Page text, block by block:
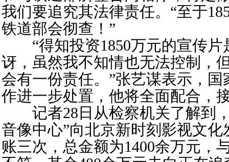
我们要追究其法律责任。“至于
铁道部会彻查！”
“得知投资1850万元的宣传片
讶，虽然我不知情也无法控制，
会有一份责任。”张艺谋表示，
作进一步处置，他将全面配合，
记者28日从检察机关了解到，
音像中心”向北京新时刻影视文
账三次，总金额为1400余万元，